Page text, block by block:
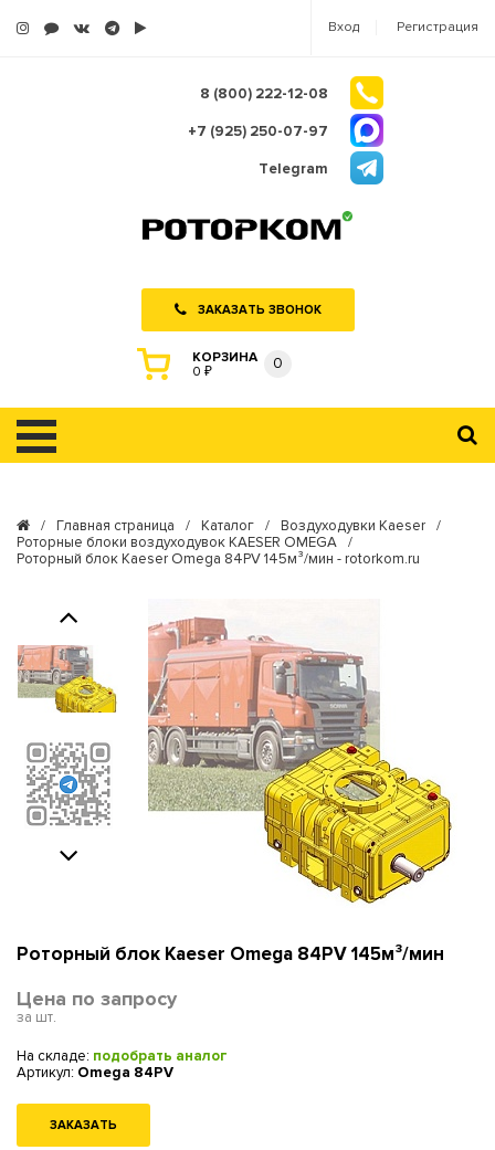
Вход Регистрация
8 (800) 222-12-08
+7 (925) 250-07-97
Telegram
ЗАКАЗАТЬ ЗВОНОК
КОРЗИНА
0 ₽
0
/ Главная страница / Каталог / Воздуходувки Kaeser
/
Роторные блоки воздуходувок KAESER OMEGA
/
Роторный блок Kaeser Omega 84PV 145м³/мин - rotorkom.ru
Previous
Роторный блок Kaeser Omega 84PV 145м³/мин
Цена по запросу
за шт.
На складе: подобрать аналог
Артикул: Omega 84PV
ЗАКАЗАТЬ